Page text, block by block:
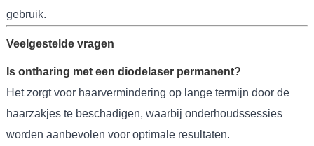
gebruik.
Veelgestelde vragen
Is ontharing met een diodelaser permanent?
Het zorgt voor haarvermindering op lange termijn door de
haarzakjes te beschadigen, waarbij onderhoudssessies
worden aanbevolen voor optimale resultaten.